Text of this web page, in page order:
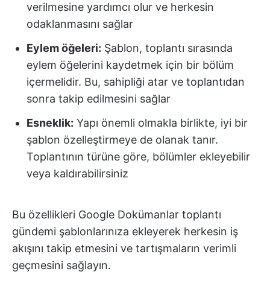
verilmesine yardımcı olur ve herkesin
odaklanmasını sağlar
Eylem öğeleri: Şablon, toplantı sırasında
eylem öğelerini kaydetmek için bir bölüm
içermelidir. Bu, sahipliği atar ve toplantıdan
sonra takip edilmesini sağlar
Esneklik: Yapı önemli olmakla birlikte, iyi bir
şablon özelleştirmeye de olanak tanır.
Toplantının türüne göre, bölümler ekleyebilir
veya kaldırabilirsiniz
Bu özellikleri Google Dokümanlar toplantı
gündemi şablonlarınıza ekleyerek herkesin iş
akışını takip etmesini ve tartışmaların verimli
geçmesini sağlayın.